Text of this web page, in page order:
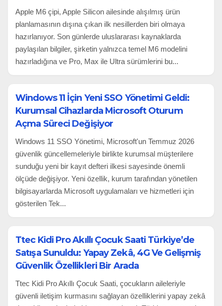
Apple M6 çipi, Apple Silicon ailesinde alışılmış ürün
planlamasının dışına çıkan ilk nesillerden biri olmaya
hazırlanıyor. Son günlerde uluslararası kaynaklarda
paylaşılan bilgiler, şirketin yalnızca temel M6 modelini
hazırladığına ve Pro, Max ile Ultra sürümlerini bu...
Windows 11 İçin Yeni SSO Yönetimi Geldi:
Kurumsal Cihazlarda Microsoft Oturum
Açma Süreci Değişiyor
Windows 11 SSO Yönetimi, Microsoft'un Temmuz 2026
güvenlik güncellemeleriyle birlikte kurumsal müşterilere
sunduğu yeni bir kayıt defteri ilkesi sayesinde önemli
ölçüde değişiyor. Yeni özellik, kurum tarafından yönetilen
bilgisayarlarda Microsoft uygulamaları ve hizmetleri için
gösterilen Tek...
Ttec Kidi Pro Akıllı Çocuk Saati Türkiye’de
Satışa Sunuldu: Yapay Zekâ, 4G Ve Gelişmiş
Güvenlik Özellikleri Bir Arada
Ttec Kidi Pro Akıllı Çocuk Saati, çocukların aileleriyle
güvenli iletişim kurmasını sağlayan özelliklerini yapay zekâ